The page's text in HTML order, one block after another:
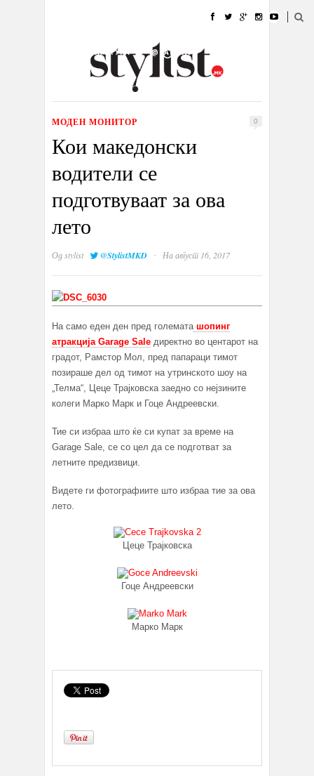
УБАВИНА
КУЛТУРА @РАБОТА
ИЗЛОГ
МОДЕН МОНИТОР 0
Кои македонски
водители се
подготвуваат за ова
лето
Одstylist @StylistMKD · На август 16, 2017
На само еден ден пред голематашопинг
атракција Garage Sale директно во центарот на
градот, Рамстор Мол, пред папараци тимот
позираше дел од тимот на утринското шоу на
„Телма“, Цеце Трајковска заедно со нејзините
колеги Марко Марк и Гоце Андреевски.
Тие си избраа што ќе си купат за време на
Garage Sale, се со цел да се подготват за
летните предизвици.
Видете ги фотографиите што избраа тие за ова
лето.
Цеце Трајковска
Гоце Андреевски
Марко Марк